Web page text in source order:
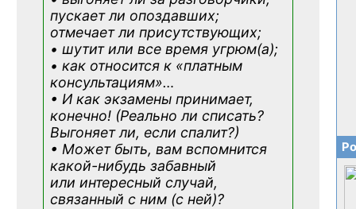
пускает ли опоздавших;
отмечает ли присутствующих;
• шутит или все время угрюм(а);
• как относится к «платным
консультациям»…
• И как экзамены принимает,
конечно! (Реально ли списать?
Выгоняет ли, если спалит?)
• Может быть, вам вспомнится
какой-нибудь забавный
или интересный случай,
связанный с ним (с ней)?